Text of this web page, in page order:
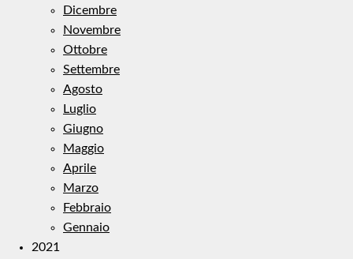
Dicembre
Novembre
Ottobre
Settembre
Agosto
Luglio
Giugno
Maggio
Aprile
Marzo
Febbraio
Gennaio
2021